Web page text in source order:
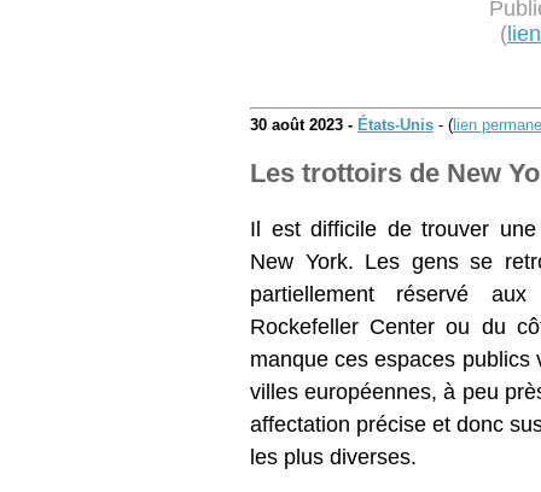
(
30 août 2023 - États-Unis - ( lien
Les trottoirs de New
Il est difficile de trouver
New York. Les gens se
partiellement réservé
Rockefeller Center ou du
manque ces espaces
villes européennes, à peu
affectation précise et donc
les plus diverses.